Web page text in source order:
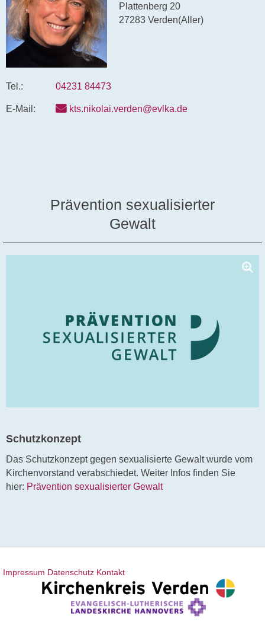
Plattenberg 20
27283 Verden(Aller)
Tel.: 04231 84473
E-Mail: kts.nikolai.verden@evlka.de
Prävention sexualisierter
Gewalt
Schutzkonzept
Das Schutzkonzept gegen sexualisierte Gewalt wurde vom
Kirchenvorstand verabschiedet. Weiter Infos finden Sie
hier: Prävention sexualisierter Gewalt
Impressum Datenschutz Kontakt